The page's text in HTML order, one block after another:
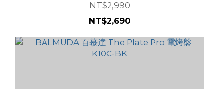
NT$2,990
NT$2,690